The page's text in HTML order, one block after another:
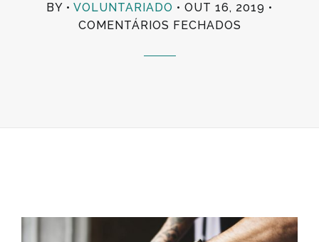
BY VOLUNTARIADO
OUT 16, 2019
COMENTÁRIOS FECHADOS